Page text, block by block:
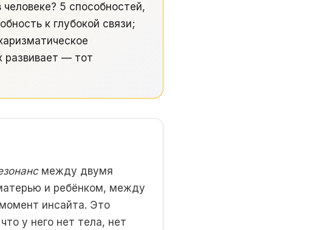
5 способностей,
к глубокой связи;
развивает — тот
между двумя
и ребёнком, между
инсайта. Это
у него нет тела, нет